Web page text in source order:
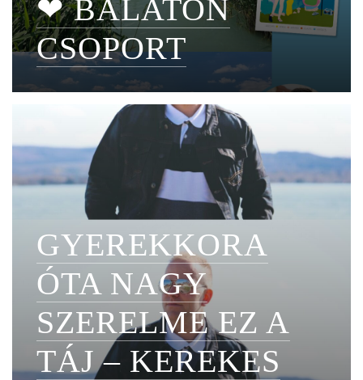
❤ BALATON
CSOPORT
GYEREKKORA
ÓTA NAGY
SZERELME EZ A
TÁJ – KEREKES